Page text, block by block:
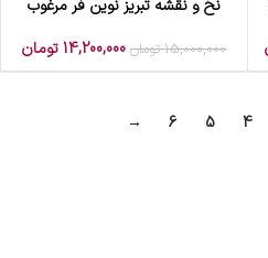
نخ و نقشه تبریز نوین فر مرغوب
15,000,000 تومان 14,200,000 تومان
4
5
6
→